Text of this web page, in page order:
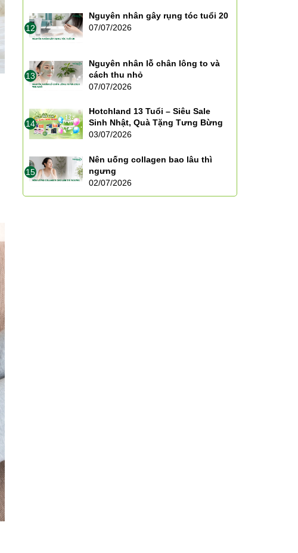
12
Nguyên nhân gây rụng tóc tuổi 20
07/07/2026
13
Nguyên nhân lỗ chân lông to và
cách thu nhỏ
07/07/2026
14
Hotchland 13 Tuổi – Siêu Sale
Sinh Nhật, Quà Tặng Tưng Bừng
03/07/2026
15
Nên uống collagen bao lâu thì
ngưng
02/07/2026